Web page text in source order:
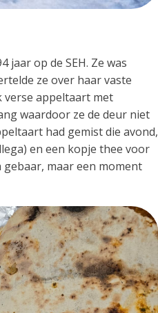
jaar op de SEH. Ze was
ze over haar vaste
verse appeltaart met
waardoor ze de deur niet
had gemist die avond,
en een kopje thee voor
maar een moment